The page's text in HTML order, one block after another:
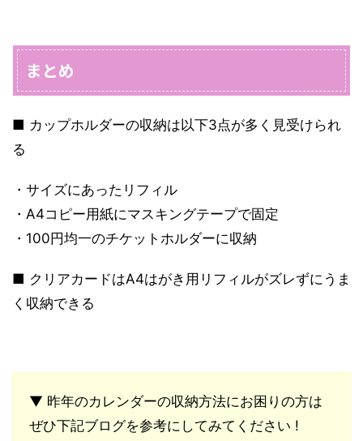
まとめ
■ カップホルダーの収納は以下3点が多く見受けられ
る
・サイズにあったリフィル
・A4コピー用紙にマスキングテープで固定
・100円均一のチケットホルダーに収納
■ クリアカードはA4はがき用リフィルがズレずにうま
く収納できる
▼ 昨年のカレンダーの収納方法にお困りの方は
ぜひ下記ブログを参考にしてみてください !